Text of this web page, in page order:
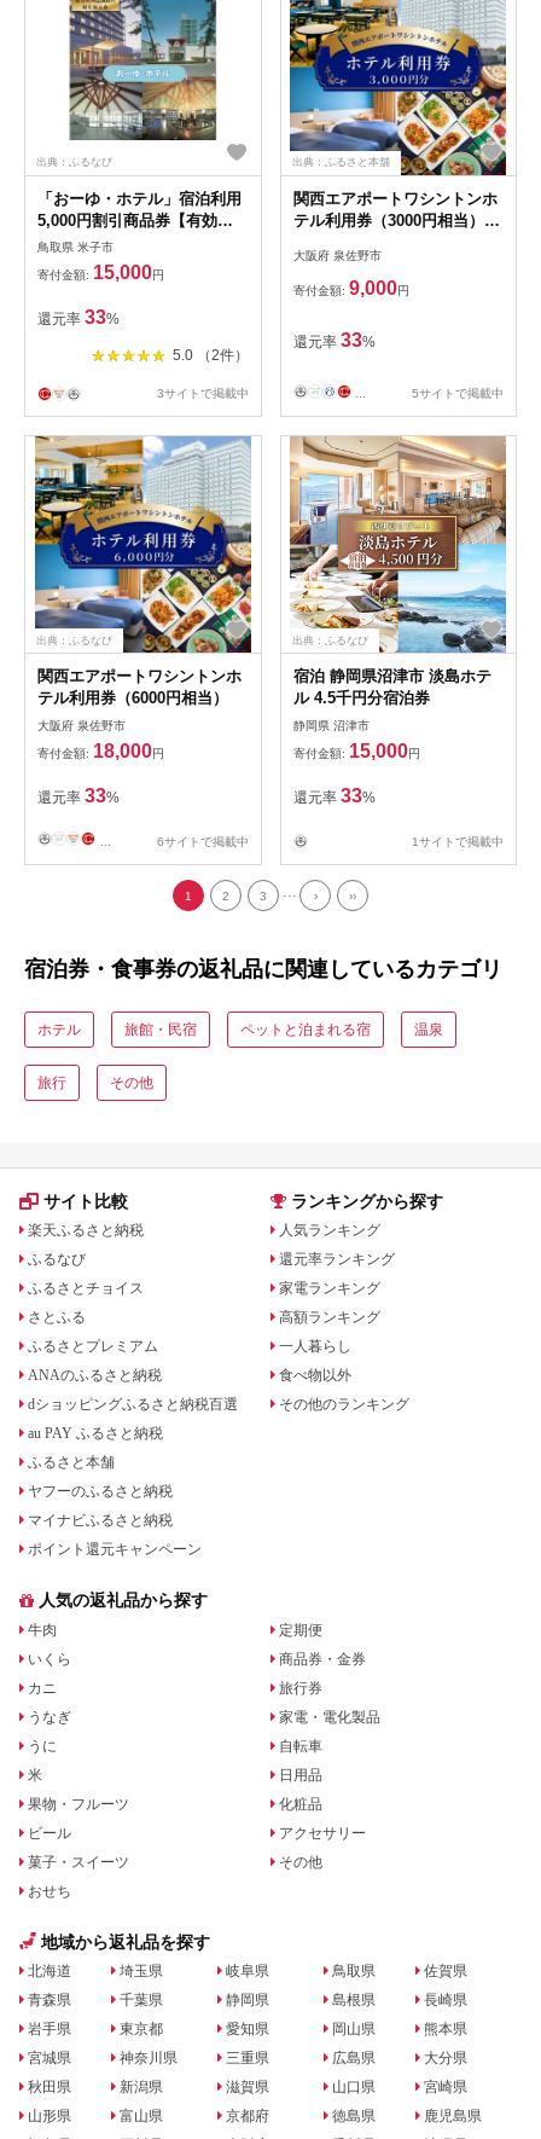
出典：ふるなび
「おーゆ・ホテル」宿泊利用
5,000円割引商品券【有効期
限：発行から1年】
鳥取県 米子市
寄付金額: 15,000円
還元率 33%
5.0 （2件）
3サイトで掲載中
出典：ふるさと本舗
関西エアポートワシントンホ
テル利用券（3000円相当）
大阪府 泉佐野市
寄付金額: 9,000円
還元率 33%
... 5サイトで掲載中
出典：ふるなび
関西エアポートワシントンホ
テル利用券（6000円相当）
大阪府 泉佐野市
寄付金額: 18,000円
還元率 33%
6サイトで掲載中
出典：ふるなび
宿泊 静岡県沼津市 淡島ホテ
ル 4.5千円分宿泊券
静岡県 沼津市
寄付金額: 15,000円
還元率 33%
1サイトで掲載中
1 2 3 › ››
宿泊券・食事券の返礼品に関連しているカテゴリ
ホテル 旅館・民宿 ペットと泊まれる宿 温泉
旅行 その他
サイト比較
楽天ふるさと納税
ふるなび
ふるさとチョイス
さとふる
ふるさとプレミアム
ANAのふるさと納税
dショッピングふるさと納税百選
au PAY ふるさと納税
ふるさと本舗
ヤフーのふるさと納税
マイナビふるさと納税
ポイント還元キャンペーン
ランキングから探す
人気ランキング
還元率ランキング
家電ランキング
高額ランキング
一人暮らし
食べ物以外
その他のランキング
人気の返礼品から探す
牛肉
いくら
カニ
うなぎ
うに
米
果物・フルーツ
ビール
菓子・スイーツ
おせち
定期便
商品券・金券
旅行券
家電・電化製品
自転車
日用品
化粧品
アクセサリー
その他
地域から返礼品を探す
北海道
青森県
岩手県
宮城県
秋田県
山形県
埼玉県
千葉県
東京都
神奈川県
新潟県
富山県
岐阜県
静岡県
愛知県
三重県
滋賀県
京都府
鳥取県
島根県
岡山県
広島県
山口県
徳島県
佐賀県
長崎県
熊本県
大分県
宮崎県
鹿児島県